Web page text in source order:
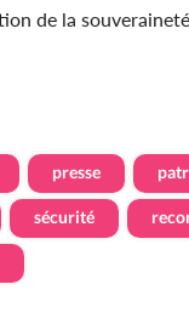
de la
presse
sécurité